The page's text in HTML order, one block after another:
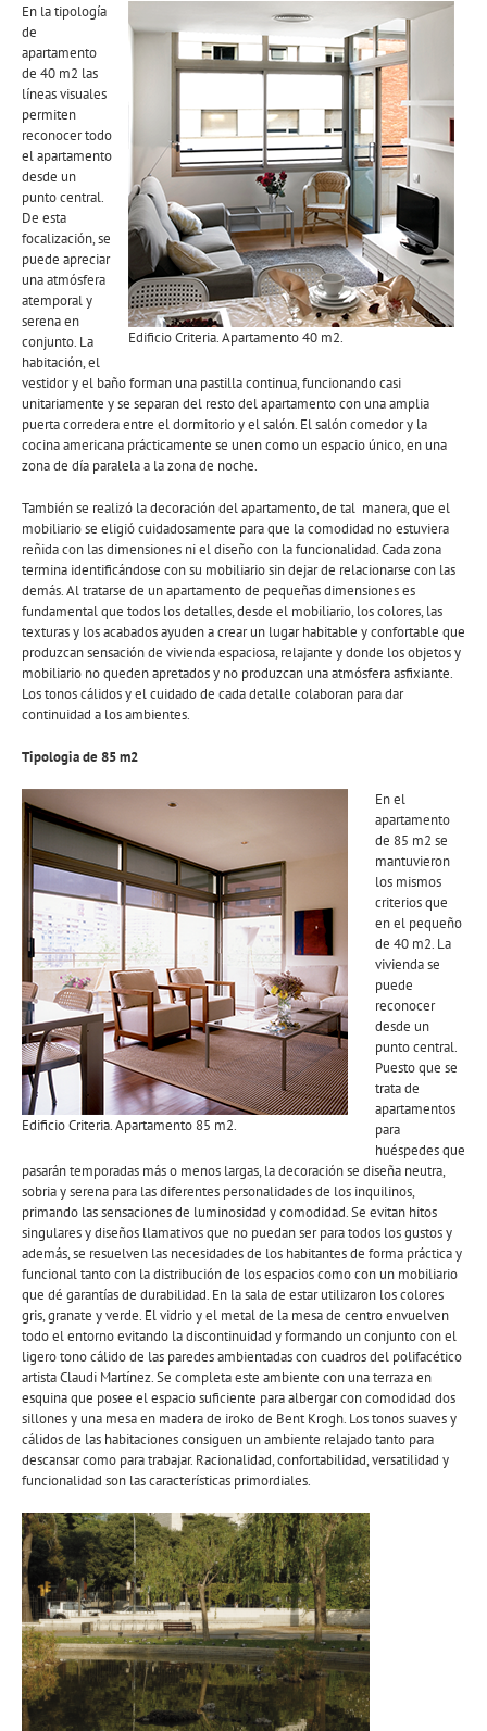
Edificio Criteria. Apartamento 40 m2.
En la tipología
de
apartamento
de 40 m2 las
líneas visuales
permiten
reconocer todo
el apartamento
desde un
punto central.
De esta
focalización, se
puede apreciar
una atmósfera
atemporal y
serena en
conjunto. La
habitación, el
vestidor y el baño forman una pastilla continua, funcionando casi
unitariamente y se separan del resto del apartamento con una amplia
puerta corredera entre el dormitorio y el salón. El salón comedor y la
cocina americana prácticamente se unen como un espacio único, en una
zona de día paralela a la zona de noche.
También se realizó la decoración del apartamento, de tal manera, que el
mobiliario se eligió cuidadosamente para que la comodidad no estuviera
reñida con las dimensiones ni el diseño con la funcionalidad. Cada zona
termina identificándose con su mobiliario sin dejar de relacionarse con las
demás. Al tratarse de un apartamento de pequeñas dimensiones es
fundamental que todos los detalles, desde el mobiliario, los colores, las
texturas y los acabados ayuden a crear un lugar habitable y confortable que
produzcan sensación de vivienda espaciosa, relajante y donde los objetos y
mobiliario no queden apretados y no produzcan una atmósfera asfixiante.
Los tonos cálidos y el cuidado de cada detalle colaboran para dar
continuidad a los ambientes.
Tipologia de 85 m2
Edificio Criteria. Apartamento 85 m2.
En el
apartamento
de 85 m2 se
mantuvieron
los mismos
criterios que
en el pequeño
de 40 m2. La
vivienda se
puede
reconocer
desde un
punto central.
Puesto que se
trata de
apartamentos
para
huéspedes que
pasarán temporadas más o menos largas, la decoración se diseña neutra,
sobria y serena para las diferentes personalidades de los inquilinos,
primando las sensaciones de luminosidad y comodidad. Se evitan hitos
singulares y diseños llamativos que no puedan ser para todos los gustos y
además, se resuelven las necesidades de los habitantes de forma práctica y
funcional tanto con la distribución de los espacios como con un mobiliario
que dé garantías de durabilidad. En la sala de estar utilizaron los colores
gris, granate y verde. El vidrio y el metal de la mesa de centro envuelven
todo el entorno evitando la discontinuidad y formando un conjunto con el
ligero tono cálido de las paredes ambientadas con cuadros del polifacético
artista Claudi Martínez. Se completa este ambiente con una terraza en
esquina que posee el espacio suficiente para albergar con comodidad dos
sillones y una mesa en madera de iroko de Bent Krogh. Los tonos suaves y
cálidos de las habitaciones consiguen un ambiente relajado tanto para
descansar como para trabajar. Racionalidad, confortabilidad, versatilidad y
funcionalidad son las características primordiales.